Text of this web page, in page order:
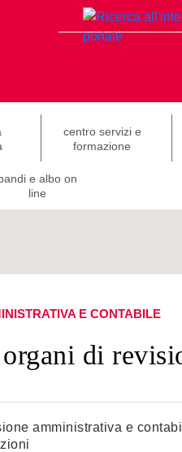
centro servizi e
formazione
e albo on
line
E CONTABILE
di
amministrativa e